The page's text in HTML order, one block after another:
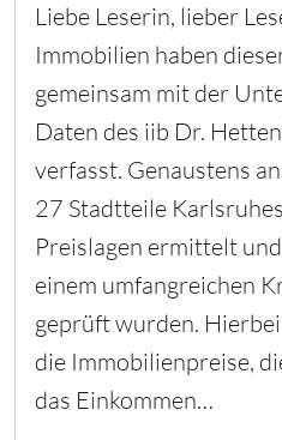
Liebe Leserin, lieber
Immobilien haben
gemeinsam mit der
Daten des iib Dr.
verfasst. Genaustens
27 Stadtteile
Preislagen ermittelt
einem umfangreichen
geprüft wurden.
die Immobilienpreise,
das Einkommen…